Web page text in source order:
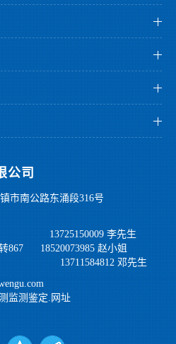
公司
市南公路东涌段316号
13725150009 李先生
转867 18520073985 赵小姐
13711584812 邓先生
监测鉴定.网址